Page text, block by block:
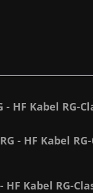
Kabel RG-
- HF Kabel
Kabel RG-